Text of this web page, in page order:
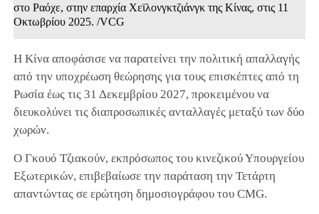
στο Ραόχε, στην επαρχία Χεϊλονγκτζιάνγκ της Κίνας, στις 11
Οκτωβρίου 2025. /VCG
Η Κίνα αποφάσισε να παρατείνει την πολιτική απαλλαγής
από την υποχρέωση θεώρησης για τους επισκέπτες από τη
Ρωσία έως τις 31 Δεκεμβρίου 2027, προκειμένου να
διευκολύνει τις διαπροσωπικές ανταλλαγές μεταξύ των δύο
χωρών.
Ο Γκουό Τζιακούν, εκπρόσωπος του κινεζικού Υπουργείου
Εξωτερικών, επιβεβαίωσε την παράταση την Τετάρτη
απαντώντας σε ερώτηση δημοσιογράφου του CMG.